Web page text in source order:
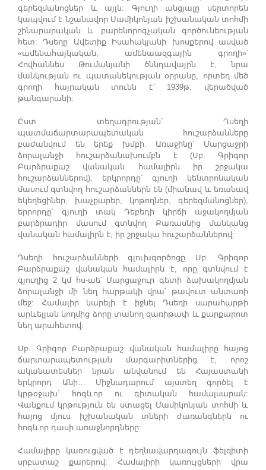
գերեզմանոցներ և այլն: Գյուղի անցյալը սերտորեն
կապվում է նշանավոր Մամիկոնյան իշխանական տոհմի
շինարարական և բարենորոգչական գործունեության
հետ: Դսեղը Ավետիք Իսահակյանի խոսքերով ասված
«ամենահայկական, ամենաազգային գրողի»՝
Հովհաննես Թումանյանի ծննդավայրն է, նրա
մանկության ու պատանեկության օրրանը, որտեղ մեծ
գրողի հայրական տունն է՝ 1939թ. վերածված
թանգարանի:
Ըստ տեղադրության` Դսեղի
պատմաճարտարապետական հուշարձանները
բաժանվում են երեք խմբի. Առաջինը՝ Մարցաջրի
ձորալանջի հուշարձանախումբն է (Սբ. Գրիգոր
Բարձրաքաշ վանական համալիրն իր շրջակա
հուշարձաններով), երկրորդը՝ գյուղի կենտրոնական
մասում գտնվող հուշարձաններն են (միանավ և եռանավ
եկեղեցիներ, խաչքարեր, կոթողներ, գերեզմանոցներ),
երրորդը՝ գյուղի տակ Դեբեդի կիրճի աջակողմյան
բարձրադիր մասում գտնվող Քառասնից մանկանց
վանական համալիրն է, իր շրջակա հուշարձաններով:
Դսեղի հուշարձանների գլուխգործոցը Սբ. Գրիգոր
Բարձրաքաշ վանական համալիրն է, որը գտնվում է
գյուղից 2 կմ հս-աե՝ Մարցաջուր գետի ձախակողմյան
ձորալանջի մի նեղ հարթակի վրա՝ թավուտ անտառի
մեջ: Համալիր կարելի է իջնել Դսեղի սարահարթի
արևելյան կողմից ձորը տանող զառիթափ և քարքարոտ
նեղ արահետով:
Սբ. Գրիգոր Բարձրաքաշ վանական համալիրը հայոց
ճարտարապետության մարգարիտներից է, որոշ
ականատեսներ նրան անվանում են Հայաստանի
երկրորդ Անի… Միջնադարում այստեղ գործել է
կրթօջախ` հոգևոր ու գիտական համալսարան:
Վանքում կրթություն են ստացել Մամիկոնյան տոհմի և
հայոց մյուս իշխանական տների ժառանգներն ու
հոգևոր դասի առաջնորդները:
Համալիրը կառուցված է դեղնավարդագույն ֆելզիտի
սրբատաշ քարերով: Համալիրի կառույցների վրա